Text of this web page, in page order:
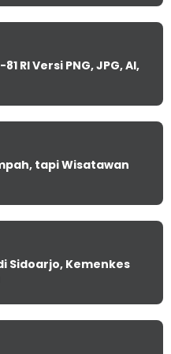
RI Versi PNG, JPG, AI,
tapi Wisatawan
Sidoarjo, Kemenkes